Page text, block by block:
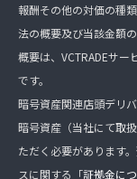
報酬その他の対価の種
法の概要及び当該金額
概要は、VCTRADEサー
です。
暗号資産関連店頭デリ
暗号資産（当社にて取
ただく必要があります
スに関する「証拠金に